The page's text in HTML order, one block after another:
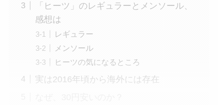
「ヒーツ」のレギュラーとメンソール、
感想は
レギュラー
メンソール
ヒーツの気になるところ
実は2016年頃から海外には存在